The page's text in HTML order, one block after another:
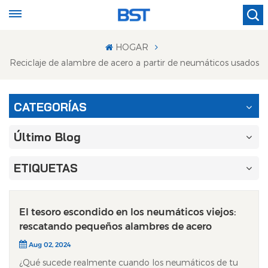
HOGAR
Reciclaje de alambre de acero a partir de neumáticos usados
CATEGORÍAS
Último Blog
ETIQUETAS
El tesoro escondido en los neumáticos viejos:
rescatando pequeños alambres de acero
Aug 02, 2024
¿Qué sucede realmente cuando los neumáticos de tu